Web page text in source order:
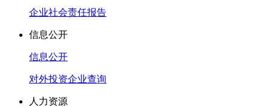
企业社会责任报告
信息公开
信息公开
对外投资企业查询
人力资源